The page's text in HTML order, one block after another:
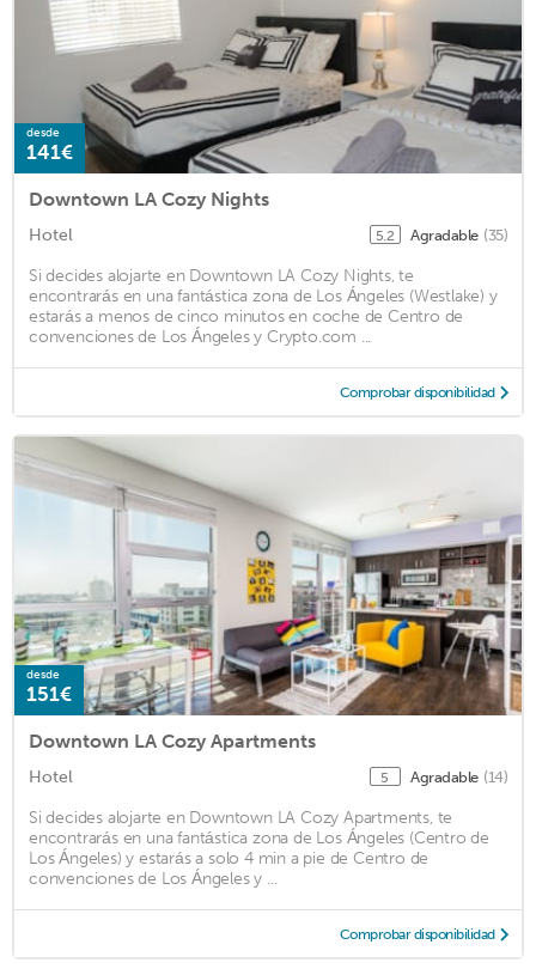
desde
141€
Downtown LA Cozy Nights
Hotel 5.2 Agradable (35)
Si decides alojarte en Downtown LA Cozy Nights, te
encontrarás en una fantástica zona de Los Ángeles (Westlake) y
estarás a menos de cinco minutos en coche de Centro de
convenciones de Los Ángeles y Crypto.com ...
Comprobar disponibilidad
desde
151€
Downtown LA Cozy Apartments
Hotel 5 Agradable (14)
Si decides alojarte en Downtown LA Cozy Apartments, te
encontrarás en una fantástica zona de Los Ángeles (Centro de
Los Ángeles) y estarás a solo 4 min a pie de Centro de
convenciones de Los Ángeles y ...
Comprobar disponibilidad